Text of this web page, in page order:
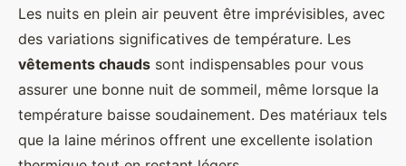
Les nuits en plein air peuvent être imprévisibles, avec
des variations significatives de température. Les
vêtements chauds sont indispensables pour vous
assurer une bonne nuit de sommeil, même lorsque la
température baisse soudainement. Des matériaux tels
que la laine mérinos offrent une excellente isolation